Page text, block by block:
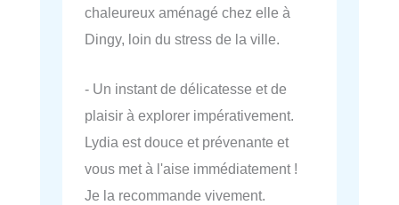
chaleureux aménagé chez elle à
Dingy, loin du stress de la ville.
- Un instant de délicatesse et de
plaisir à explorer impérativement.
Lydia est douce et prévenante et
vous met à l'aise immédiatement !
Je la recommande vivement.